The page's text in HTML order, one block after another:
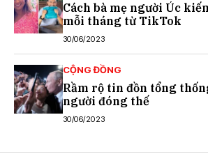
Cách bà mẹ người Úc
mỗi tháng từ TikTok
30/06/2023
CỘNG ĐỒNG
Rầm rộ tin đồn tổng
người đóng thế
30/06/2023